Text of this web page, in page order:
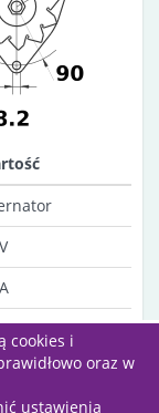
cookies i
oraz w
ustawienia